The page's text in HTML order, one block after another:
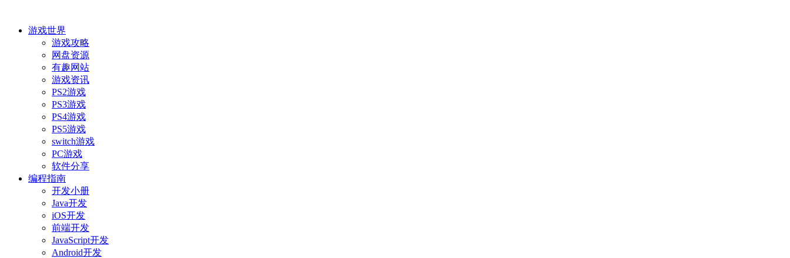
游戏世界
游戏攻略
网盘资源
有趣网站
游戏资讯
PS2游戏
PS3游戏
PS4游戏
PS5游戏
switch游戏
PC游戏
软件分享
编程指南
开发小册
Java开发
iOS开发
前端开发
JavaScript开发
Android开发